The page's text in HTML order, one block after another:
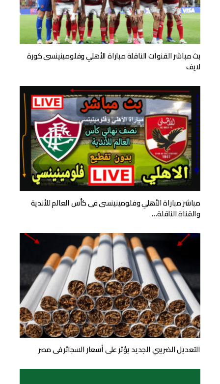
بث مباشر القنوات الناقلة مباراة الأهلي وفلومينينسى كورة
لايف
مباشر مباراة الأهلي وفلومينينسى فى كأس العالم للأندية
والقناة الناقلة…
التعديل الضريبي الجديد يؤثر على أسعار السجائر فى مصر